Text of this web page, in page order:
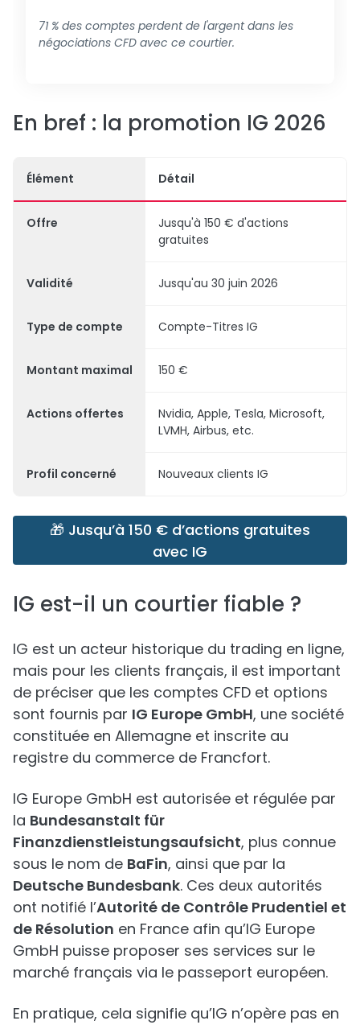
71 % des comptes perdent de l'argent dans les
négociations CFD avec ce courtier.
En bref : la promotion IG 2026
Élément Détail
Offre
Jusqu'à 150 € d'actions
gratuites
Validité Jusqu'au 30 juin 2026
Type de compte Compte-Titres IG
Montant maximal 150 €
Actions offertes
Nvidia, Apple, Tesla, Microsoft,
LVMH, Airbus, etc.
Profil concerné Nouveaux clients IG
🎁 Jusqu’à 150 € d’actions gratuites
avec IG
IG est-il un courtier fiable ?
IG est un acteur historique du trading en ligne,
mais pour les clients français, il est important
de préciser que les comptes CFD et options
sont fournis par IG Europe GmbH, une société
constituée en Allemagne et inscrite au
registre du commerce de Francfort.
IG Europe GmbH est autorisée et régulée par
la Bundesanstalt für
Finanzdienstleistungsaufsicht, plus connue
sous le nom de BaFin, ainsi que par la
Deutsche Bundesbank. Ces deux autorités
ont notifié l’Autorité de Contrôle Prudentiel et
de Résolution en France afin qu’IG Europe
GmbH puisse proposer ses services sur le
marché français via le passeport européen.
En pratique, cela signifie qu’IG n’opère pas en